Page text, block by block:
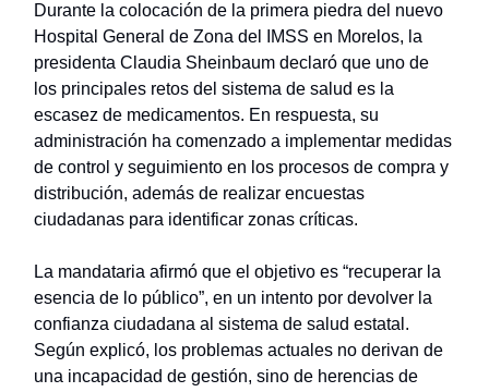
Durante la colocación de la primera piedra del nuevo
Hospital General de Zona del IMSS en Morelos, la
presidenta Claudia Sheinbaum declaró que uno de
los principales retos del sistema de salud es la
escasez de medicamentos. En respuesta, su
administración ha comenzado a implementar medidas
de control y seguimiento en los procesos de compra y
distribución, además de realizar encuestas
ciudadanas para identificar zonas críticas.
La mandataria afirmó que el objetivo es “recuperar la
esencia de lo público”, en un intento por devolver la
confianza ciudadana al sistema de salud estatal.
Según explicó, los problemas actuales no derivan de
una incapacidad de gestión, sino de herencias de